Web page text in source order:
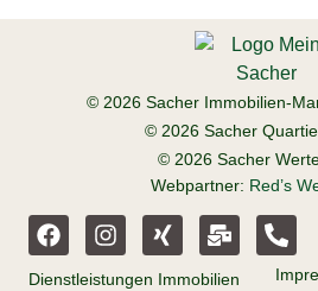
© 2026 Sacher Immobilien-
© 2026 Sacher
© 2026 Sacher
Webpartner: Red’s
Dienstleistungen Immobilien